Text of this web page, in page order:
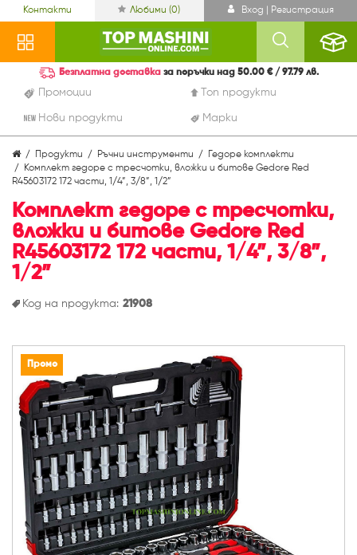
Контакти Любими (0) Вход | Регистрация
Промоции Топ продукти
Нови продукти Марки
Безплатна доставка за поръчки над 50.00 € / 97.79 лв.
Продукти Ръчни инструменти
Гедоре комплекти
Комплект гедоре с тресчотки, вложки и битове Gedore Red
R45603172 172 части, 1/4”, 3/8”, 1/2”
Комплект гедоре с тресчотки,
вложки и битове Gedore Red
R45603172 172 части, 1/4”, 3/8”,
1/2”
Код на продукта: 21908
Промо